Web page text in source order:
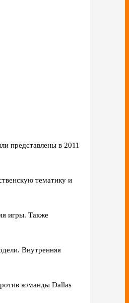
представлены в 2011
тематику и
игры. Также
Внутренняя
команды Dallas